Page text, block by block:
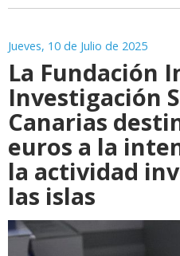
Jueves, 10 de Julio de 2025
La Fundación
Investigación
Canarias
euros a la
la actividad
las islas